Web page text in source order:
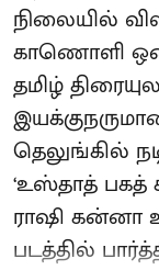
நிலையில்
காணொளி
தமிழ்
தெலுங்கில்
‘உஸ்தாத்
ராஷி கன்னா
படத்தில்